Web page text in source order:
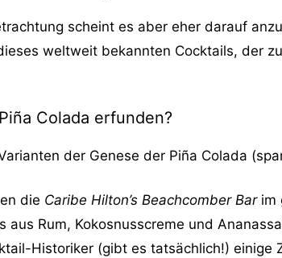
scheint es aber eher darauf
weltweit bekannten Cocktails, der
Colada erfunden?
der Genese der Piña Colada
die Caribe Hilton’s Beachcomber Barim
aus Rum, Kokosnusscreme und
Historiker (gibt es tatsächlich!) einige